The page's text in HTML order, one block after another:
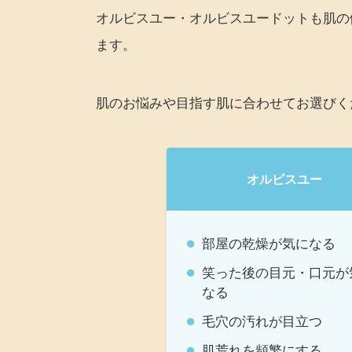
オルビスユー・オルビスユードットも肌
ます。
肌のお悩みや目指す肌に合わせてお選びく
オルビスユー
部屋の乾燥が気になる
笑った後の目元・口元が
なる
毛穴の汚れが目立つ